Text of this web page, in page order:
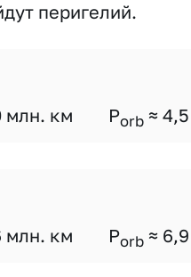
перигелий.
млн. км Porb ≈ 4,5
млн. км Porb ≈ 6,9